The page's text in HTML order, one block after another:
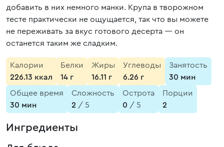
добавить в них немного манки. Крупа в творожном
тесте практически не ощущается, так что вы можете
не переживать за вкус готового десерта — он
останется таким же сладким.
Калории
226.13 ккал
Белки
14 г
Жиры
16.11 г
Углеводы
6.26 г
Занятость
30 мин
Общее время
30 мин
Сложность
2 / 5
Острота
0 / 5
Порции
2
Ингредиенты